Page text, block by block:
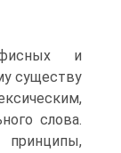
и
существу
слова.